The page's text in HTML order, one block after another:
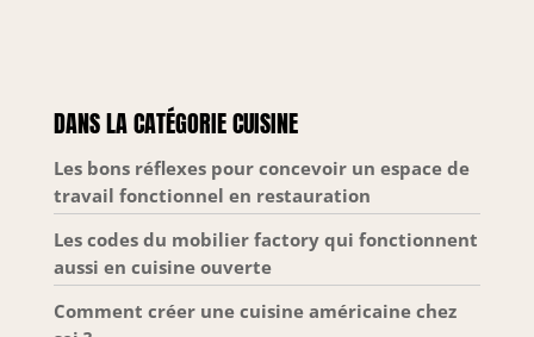
DANS LA CATÉGORIE CUISINE
Les bons réflexes pour concevoir un espace de
travail fonctionnel en restauration
Les codes du mobilier factory qui fonctionnent
aussi en cuisine ouverte
Comment créer une cuisine américaine chez